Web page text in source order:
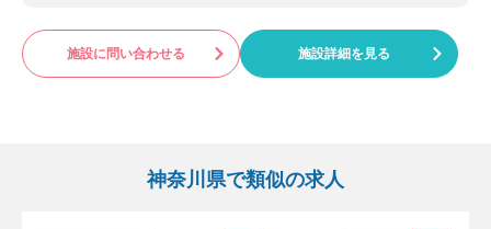
施設に問い合わせる 施設詳細を見る
神奈川県で類似の求人